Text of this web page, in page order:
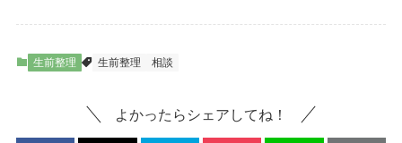
生前整理 生前整理 相談
よかったらシェアしてね！